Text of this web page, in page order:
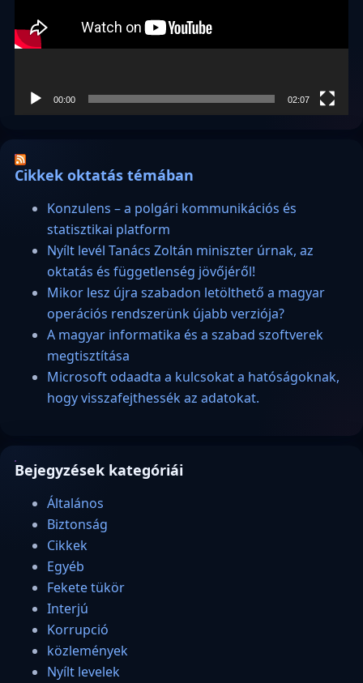
00:00 02:07
Cikkek oktatás témában
Konzulens – a polgári kommunikációs és
statisztikai platform
Nyílt levél Tanács Zoltán miniszter úrnak, az
oktatás és függetlenség jövőjéről!
Mikor lesz újra szabadon letölthető a magyar
operációs rendszerünk újabb verziója?
A magyar informatika és a szabad szoftverek
megtisztítása
Microsoft odaadta a kulcsokat a hatóságoknak,
hogy visszafejthessék az adatokat.
Bejegyzések kategóriái
Általános
Biztonság
Cikkek
Egyéb
Fekete tükör
Interjú
Korrupció
közlemények
Nyílt levelek